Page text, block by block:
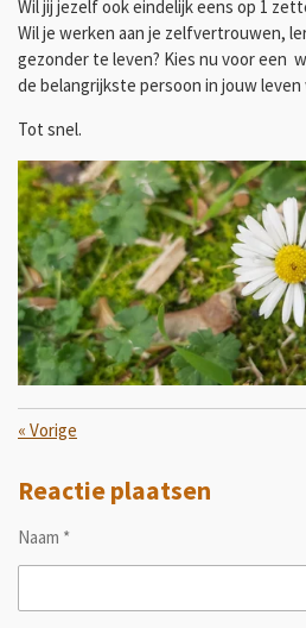
Wil jij jezelf ook eindelijk eens op 1
Wil je werken aan je zelfvertrouwen,
gezonder te leven? Kies nu voor een
de belangrijkste persoon in jouw
Tot snel.
« Vorige
Reactie plaatsen
Naam *